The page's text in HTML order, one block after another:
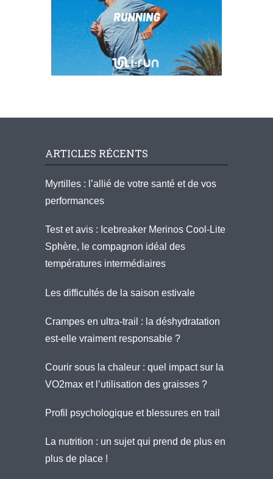
ARTICLES RÉCENTS
Myrtilles : l’allié de votre santé et de vos
performances
Test et avis : Icebreaker Merinos Cool-Lite
Sphère, le compagnon idéal des
températures intermédiaires
Les difficultés de la saison estivale
Crampes en ultra-trail : la déshydratation
est-elle vraiment responsable ?
Courir sous la chaleur : quel impact sur la
VO2max et l’utilisation des graisses ?
Profil psychologique et blessures en trail
La nutrition : un sujet qui prend de plus en
plus de place !